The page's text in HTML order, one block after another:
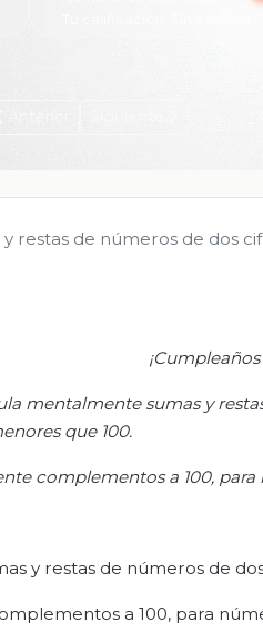
restas de números de dos
mentalmente sumas y
que 100.
complementos a 100, para
y restas de números de
a 100, para